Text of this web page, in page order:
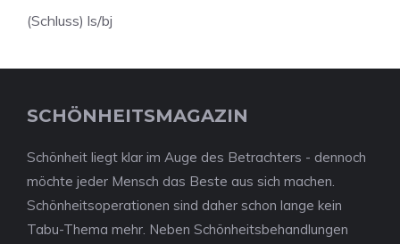
(Schluss) ls/bj
SCHÖNHEITSMAGAZIN
Schönheit liegt klar im Auge des Betrachters - dennoch
möchte jeder Mensch das Beste aus sich machen.
Schönheitsoperationen sind daher schon lange kein
Tabu-Thema mehr. Neben Schönheitsbehandlungen